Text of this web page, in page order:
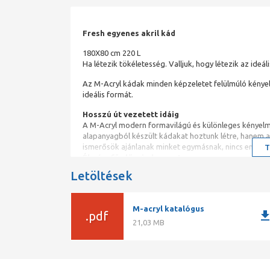
Fresh egyenes akril kád
180X80 cm 220 L
Ha létezik tökéletesség. Valljuk, hogy létezik az
Az M-Acryl kádak minden képzeletet felülmúló
ideális formát.
Hosszú út vezetett idáig
A M-Acryl modern formavilágú és különleges
alapanyagból készült kádakat hoztunk létre, hanem
ismerősök ajánlanak minket egymásnak, nincs ennél
Nem kell elutaznia, hogy egy drága wellness
formájú és
Letöltések
.pdf
M-acryl katalógus
21,03 MB